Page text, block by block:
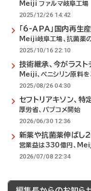
Meiji ファルマ岐阜工場
2025/12/26 14:42
「6-APA」国内再生
Meiji岐阜工場、抗菌薬
2025/10/16 22:10
技術継承、今がラスト
Meiji、ペニシリン原料
2025/08/26 04:30
セフトリアキソン、
厚労省、パブコメ開始
2026/06/30 12:36
新薬や抗菌薬伸ばし
営業益は330億円、
2026/07/08 22:34